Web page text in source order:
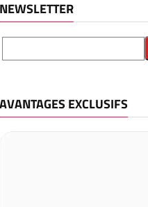
NEWSLETTER
AVANTAGES EXCLUSIFS